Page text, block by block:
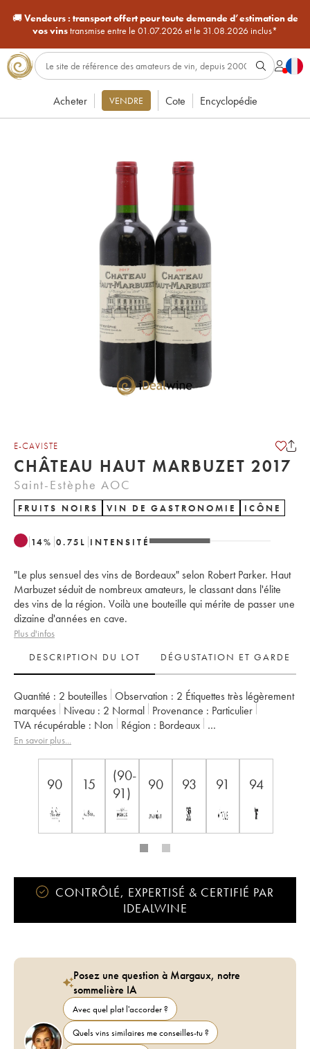
🚚Vendeurs : transport offert pour toute demande d’estimation de
vos vinstransmise entre le 01.07.2026 et le 31.08.2026 inclus*
Acheter VENDRE Cote Encyclopédie
E-CAVISTE
CHÂTEAU HAUT MARBUZET 2017
Saint-Estèphe AOC
FRUITS NOIRS VIN DE GASTRONOMIE ICÔNE
14% 0.75 L INTENSITÉ
"Le plus sensuel des vins de Bordeaux" selon Robert Parker. Haut
Marbuzet séduit de nombreux amateurs, le classant dans l'élite
des vins de la région. Voilà une bouteille qui mérite de passer une
dizaine d'années en cave.
Plus d'infos
DESCRIPTION DU LOT
DÉGUSTATION ET GARDE
Quantité : 2 bouteilles Observation : 2 Étiquettes très légèrement
marquées
Niveau : 2 Normal Provenance : particulier
TVA récupérable :
non Région :
Bordeaux
Appellation :
En savoir plus...
90 15
(90-
91)
90 93 91 94
CONTRÔLÉ, EXPERTISÉ & CERTIFIÉ PAR
IDEALWINE
Posez une question à Margaux, notre
sommelière IA
Avec quel plat l'accorder ?
Quels vins similaires me conseilles-tu ?